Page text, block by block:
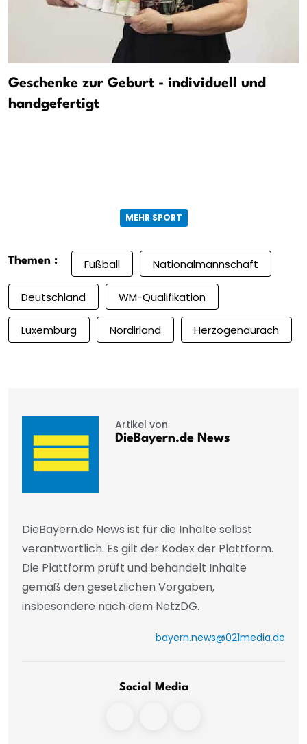
Geschenke zur Geburt - individuell und
handgefertigt
MEHR SPORT
Themen : Fußball Nationalmannschaft
Deutschland WM-Qualifikation
Luxemburg Nordirland Herzogenaurach
Artikel von
DieBayern.de News
DieBayern.de News ist für die Inhalte selbst
verantwortlich. Es gilt der Kodex der Plattform.
Die Plattform prüft und behandelt Inhalte
gemäß den gesetzlichen Vorgaben,
insbesondere nach dem NetzDG.
bayern.news@021media.de
Social Media